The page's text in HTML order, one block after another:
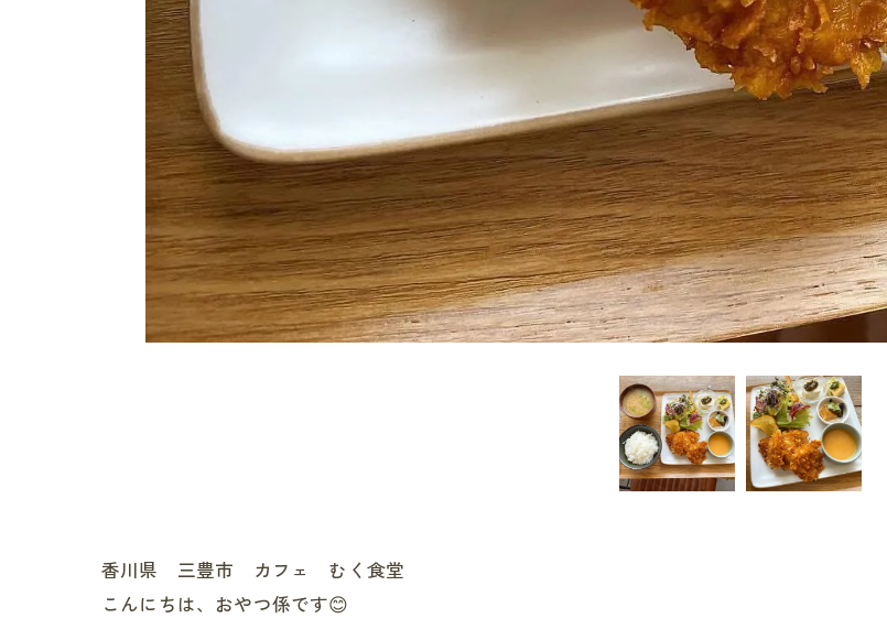
香川県 三豊市 カフェ むく食堂
こんにちは、おやつ係です😊